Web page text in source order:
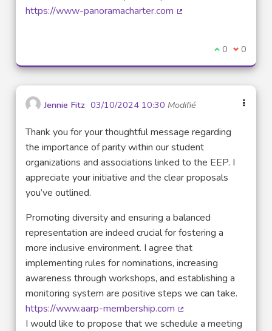
https://www-panoramacharter.com
Je suis
0 Je ne
0
Jennie Fitz 03/10/2024 10:30 Modifié
Thank you for your thoughtful message regarding
the importance of parity within our student
organizations and associations linked to the EEP. I
appreciate your initiative and the clear proposals
you’ve outlined.
Promoting diversity and ensuring a balanced
representation are indeed crucial for fostering a
more inclusive environment. I agree that
implementing rules for nominations, increasing
awareness through workshops, and establishing a
monitoring system are positive steps we can take.
https://www.aarp-membership.com
(Lien externe)
I would like to propose that we schedule a meeting